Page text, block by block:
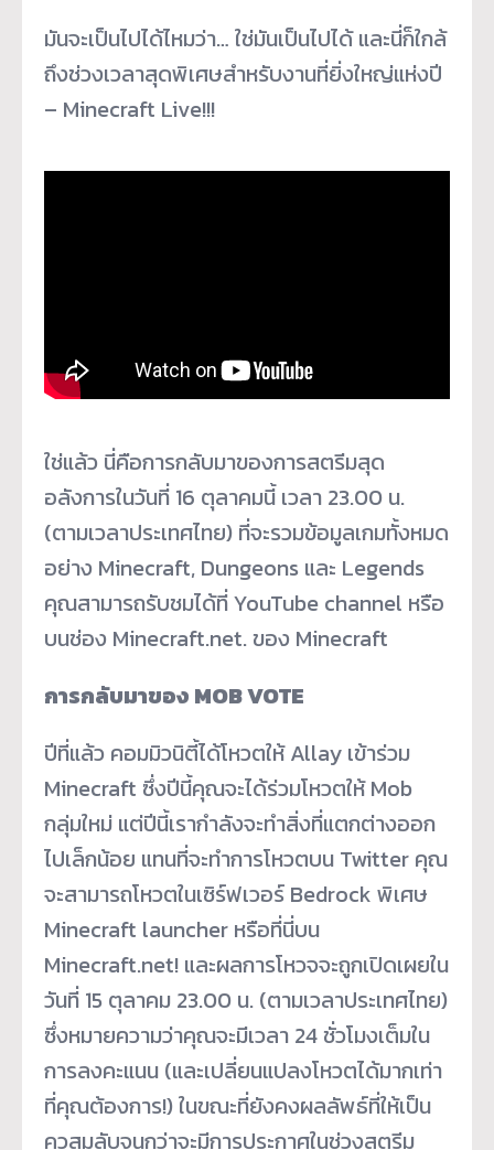
มันจะเป็นไปได้ไหมว่า… ใช่มันเป็นไปได้ และนี่ก็ใกล้
ถึงช่วงเวลาสุดพิเศษสำหรับงานที่ยิ่งใหญ่แห่งปี
– Minecraft Live!!!
ใช่แล้ว นี่คือการกลับมาของการสตรีมสุด
อลังการในวันที่ 16 ตุลาคมนี้ เวลา 23.00 น.
(ตามเวลาประเทศไทย) ที่จะรวมข้อมูลเกมทั้งหมด
อย่าง Minecraft, Dungeons และ Legends
คุณสามารถรับชมได้ที่ YouTube channel หรือ
บนช่อง Minecraft.net. ของ Minecraft
การกลับมาของ MOB VOTE
ปีที่แล้ว คอมมิวนิตี้ได้โหวตให้ Allay เข้าร่วม
Minecraft ซึ่งปีนี้คุณจะได้ร่วมโหวตให้ Mob
กลุ่มใหม่ แต่ปีนี้เรากำลังจะทำสิ่งที่แตกต่างออก
ไปเล็กน้อย แทนที่จะทำการโหวตบน Twitter คุณ
จะสามารถโหวตในเซิร์ฟเวอร์ Bedrock พิเศษ
Minecraft launcher หรือที่นี่บน
Minecraft.net! และผลการโหวจจะถูกเปิดเผยใน
วันที่ 15 ตุลาคม 23.00 น. (ตามเวลาประเทศไทย)
ซึ่งหมายความว่าคุณจะมีเวลา 24 ชั่วโมงเต็มใน
การลงคะแนน (และเปลี่ยนแปลงโหวตได้มากเท่า
ที่คุณต้องการ!) ในขณะที่ยังคงผลลัพธ์ที่ให้เป็น
ควสมลับจนกว่าจะมีการประกาศในช่วงสตรีม